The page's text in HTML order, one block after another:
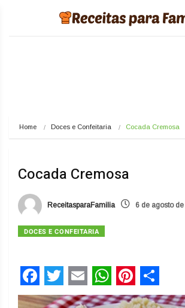
Home Doces e Confeitaria Cocada Cremosa
Cocada Cremosa
ReceitasparaFamilia 6 de agosto
DOCES E CONFEITARIA
Facebook
Twitter
EmailWhatsApp